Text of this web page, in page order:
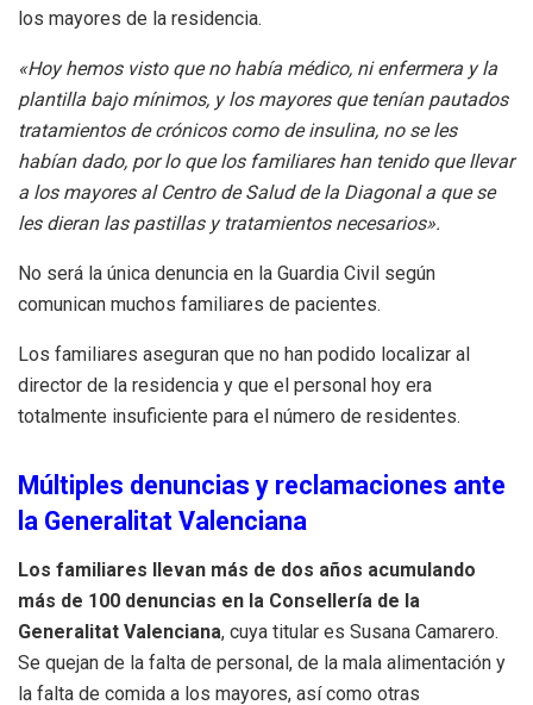
los mayores de la residencia.
«Hoy hemos visto que no había médico, ni enfermera y la
plantilla bajo mínimos, y los mayores que tenían pautados
tratamientos de crónicos como de insulina, no se les
habían dado, por lo que los familiares han tenido que llevar
a los mayores al Centro de Salud de la Diagonal a que se
les dieran las pastillas y tratamientos necesarios».
No será la única denuncia en la Guardia Civil según
comunican muchos familiares de pacientes.
Los familiares aseguran que no han podido localizar al
director de la residencia y que el personal hoy era
totalmente insuficiente para el número de residentes.
Múltiples denuncias y reclamaciones ante
la Generalitat Valenciana
Los familiares llevan más de dos años acumulando
más de 100 denuncias en la Consellería de la
Generalitat Valenciana, cuya titular es Susana Camarero.
Se quejan de la falta de personal, de la mala alimentación y
la falta de comida a los mayores, así como otras